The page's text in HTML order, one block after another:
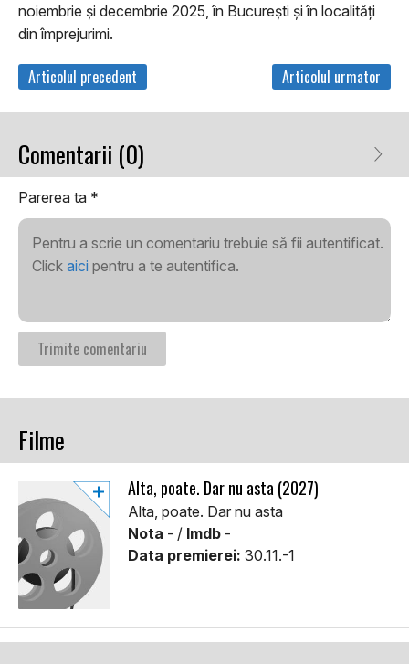
noiembrie și decembrie 2025, în București și în localități
din împrejurimi.
Articolul precedent Articolul urmator
Comentarii (0)
Parerea ta *
Pentru a scrie un comentariu trebuie să fii autentificat.
Click aici pentru a te autentifica.
Filme
Alta, poate. Dar nu asta (2027)
Alta, poate. Dar nu asta
Nota - / Imdb -
Data premierei: 30.11.-1